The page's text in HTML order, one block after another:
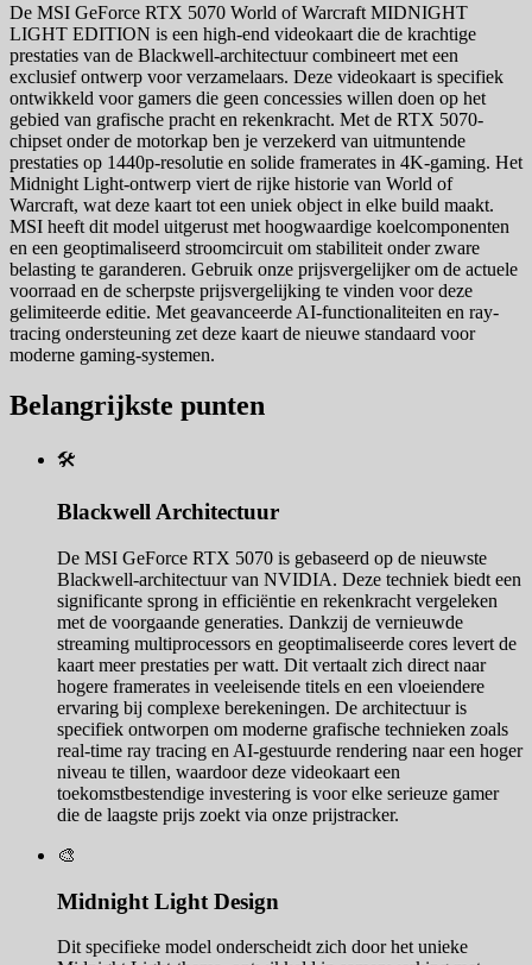
De MSI GeForce RTX 5070 World of Warcraft MIDNIGHT
LIGHT EDITION is een high-end videokaart die de krachtige
prestaties van de Blackwell-architectuur combineert met een
exclusief ontwerp voor verzamelaars. Deze videokaart is specifiek
ontwikkeld voor gamers die geen concessies willen doen op het
gebied van grafische pracht en rekenkracht. Met de RTX 5070-
chipset onder de motorkap ben je verzekerd van uitmuntende
prestaties op 1440p-resolutie en solide framerates in 4K-gaming. Het
Midnight Light-ontwerp viert de rijke historie van World of
Warcraft, wat deze kaart tot een uniek object in elke build maakt.
MSI heeft dit model uitgerust met hoogwaardige koelcomponenten
en een geoptimaliseerd stroomcircuit om stabiliteit onder zware
belasting te garanderen. Gebruik onze prijsvergelijker om de actuele
voorraad en de scherpste prijsvergelijking te vinden voor deze
gelimiteerde editie. Met geavanceerde AI-functionaliteiten en ray-
tracing ondersteuning zet deze kaart de nieuwe standaard voor
moderne gaming-systemen.
Belangrijkste punten
🛠️
Blackwell Architectuur
De MSI GeForce RTX 5070 is gebaseerd op de nieuwste
Blackwell-architectuur van NVIDIA. Deze techniek biedt een
significante sprong in efficiëntie en rekenkracht vergeleken
met de voorgaande generaties. Dankzij de vernieuwde
streaming multiprocessors en geoptimaliseerde cores levert de
kaart meer prestaties per watt. Dit vertaalt zich direct naar
hogere framerates in veeleisende titels en een vloeiendere
ervaring bij complexe berekeningen. De architectuur is
specifiek ontworpen om moderne grafische technieken zoals
real-time ray tracing en AI-gestuurde rendering naar een hoger
niveau te tillen, waardoor deze videokaart een
toekomstbestendige investering is voor elke serieuze gamer
die de laagste prijs zoekt via onze prijstracker.
🎨
Midnight Light Design
Dit specifieke model onderscheidt zich door het unieke